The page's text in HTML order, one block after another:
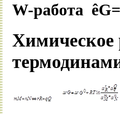
W-работа êG
Химическое